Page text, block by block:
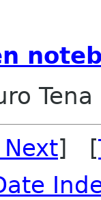
Tena
] [